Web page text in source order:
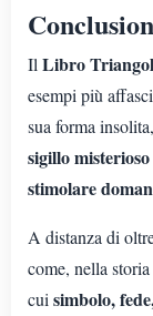
Il Libro
esempi più
sua forma
sigillo misterioso
stimolare
A distanza di
come, nella
cui simbolo,